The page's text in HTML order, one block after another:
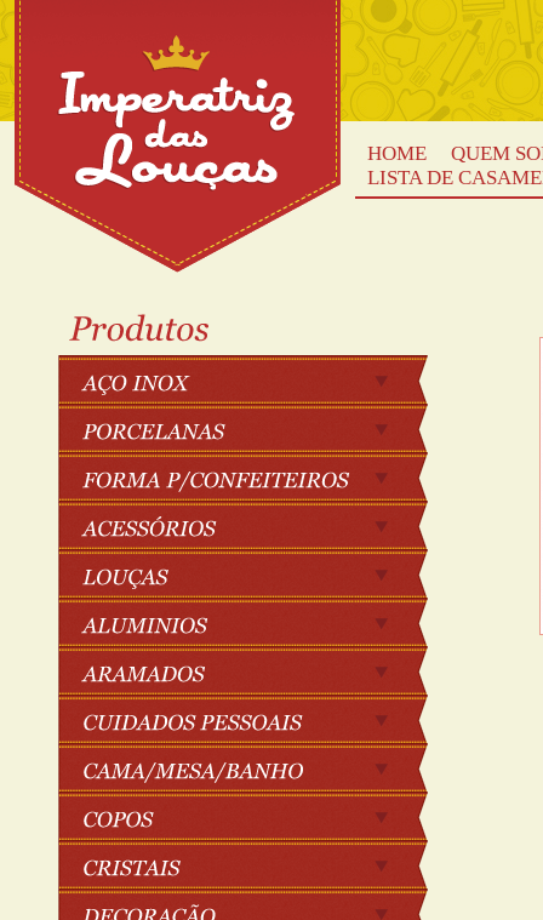
HOME
QUEM
LISTA DE